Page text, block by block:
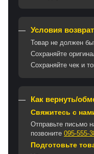
Условия
Товар не должен
Сохраняйте
Сохраняйте чек и
Как вернуть/
Свяжитесь с
Отправьте письмо
позвоните 095-555-
Подготовьте